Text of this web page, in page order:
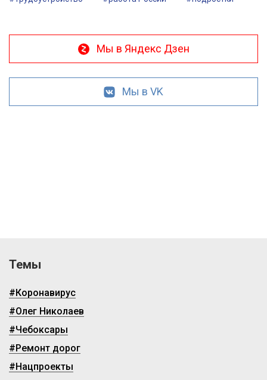
Мы в Яндекс Дзен
Мы в VK
Темы
#Коронавирус
#Олег Николаев
#Чебоксары
#Ремонт дорог
#Нацпроекты